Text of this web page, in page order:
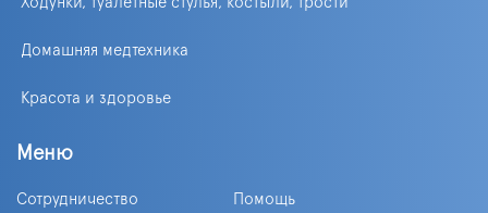
Домашняя медтехника
Красота и здоровье
Меню
Сотрудничество Помощь